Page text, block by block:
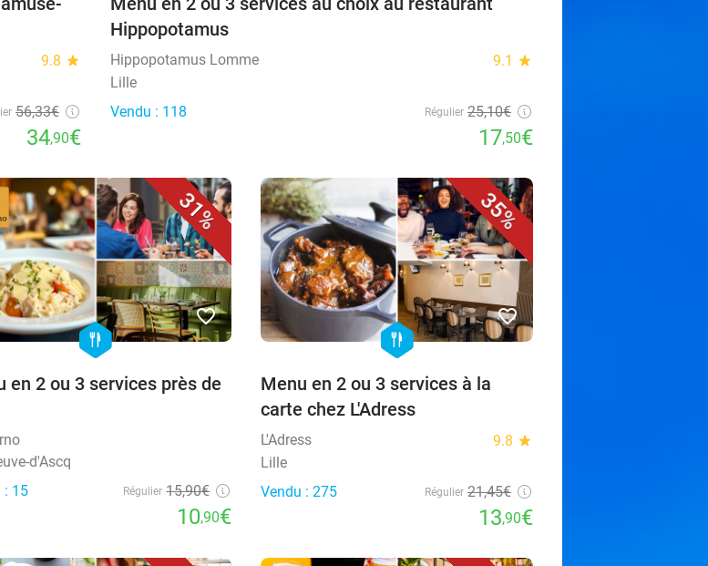
9.8 star
56,33€
34,90€
Hippopotamus
Hippopotamus Lomme 9.1 star
Lille
Vendu : 118
Régulier 25,10€
17,50€
31%
favorite_border
hexagon
food
en 2 ou 3 services près de
d'Ascq
: 15
Régulier 15,90€
10,90€
35%
favorite_border
hexagon
food
Menu en 2 ou 3 services à la
carte chez L'Adress
L'Adress 9.8 star
Lille
Vendu : 275
Régulier 21,45€
13,90€